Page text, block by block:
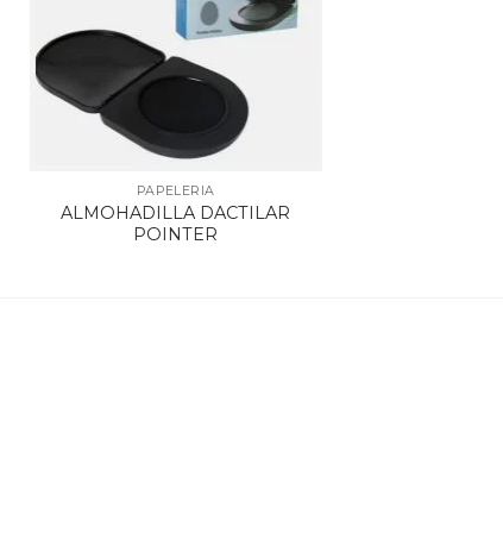
PAPELERIA
ALMOHADILLA DACTILAR
POINTER